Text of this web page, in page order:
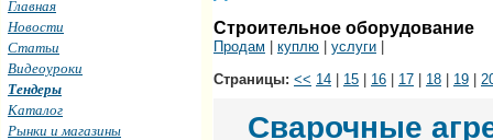
Строительное оборудование
Продам куплю услуги
Страницы: << 14 15 16 17 18 19
Сварочные
Главная
Новости
Статьи
Видеоуроки
Тендеры
Каталог
Рынки и магазины